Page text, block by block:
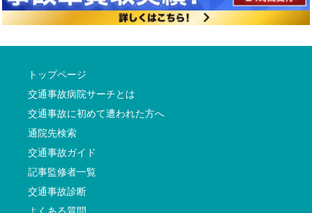
トップページ
交通事故病院サーチとは
交通事故に初めて遭われた方へ
通院先検索
交通事故ガイド
記事監修者一覧
交通事故診断